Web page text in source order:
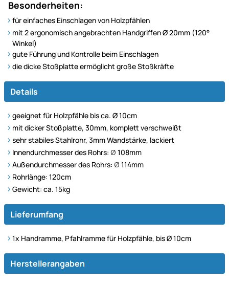
Besonderheiten:
für einfaches Einschlagen von Holzpfählen
mit 2 ergonomisch angebrachten Handgriffen Ø 20mm (120°
Winkel)
gute Führung und Kontrolle beim Einschlagen
die dicke Stoßplatte ermöglicht große Stoßkräfte
Details
geeignet für Holzpfähle bis ca. Ø 10cm
mit dicker Stoßplatte, 30mm, komplett verschweißt
sehr stabiles Stahlrohr, 3mm Wandstärke, lackiert
Innendurchmesser des Rohrs: Ø 108mm
Außendurchmesser des Rohrs: Ø 114mm
Rohrlänge: 120cm
Gewicht: ca. 15kg
Lieferumfang
1x Handramme, Pfahlramme für Holzpfähle, bis Ø 10cm
Herstellerangaben